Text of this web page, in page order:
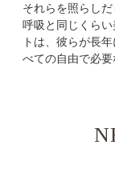
価格
円
それらを照らしだ
呼吸と同じくら
トは、彼らが長
べての自由で必要